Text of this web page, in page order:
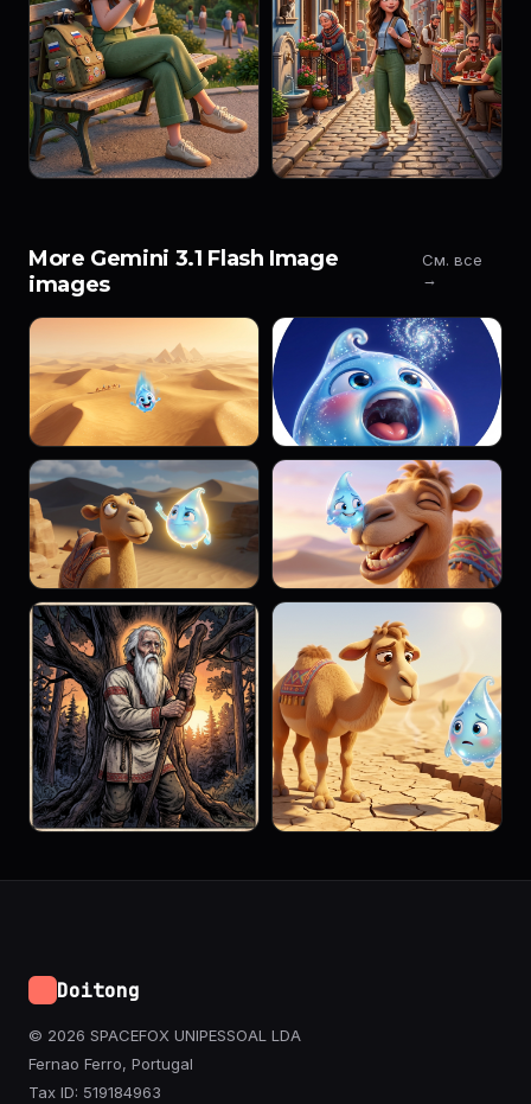
More Gemini 3.1 Flash Image
images
См. все
→
Doitong
© 2026 SPACEFOX UNIPESSOAL LDA
Fernao Ferro, Portugal
Tax ID: 519184963